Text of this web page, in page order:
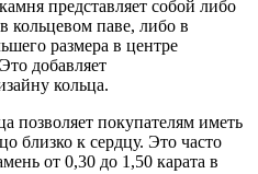
представляет собой либо
кольцевом паве, либо в
размера в центре
добавляет
кольца.
позволяет покупателям иметь
близко к сердцу. Это часто
от 0,30 до 1,50 карата в